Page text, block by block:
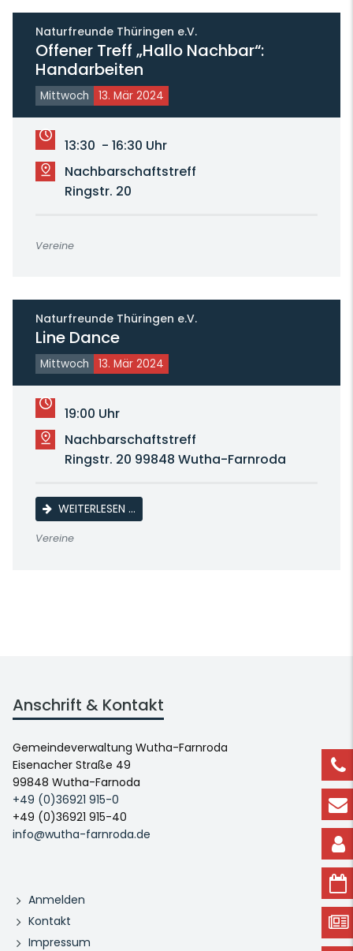
Naturfreunde Thüringen e.V.
Offener Treff „Hallo Nachbar“:
Handarbeiten
Mittwoch 13. Mär 2024
13:30 - 16:30 Uhr
Nachbarschaftstreff
Ringstr. 20
Vereine
Naturfreunde Thüringen e.V.
Line Dance
Mittwoch 13. Mär 2024
19:00 Uhr
Nachbarschaftstreff
Ringstr. 20 99848 Wutha-Farnroda
WEITERLESEN …LINE DANCE
Vereine
Anschrift & Kontakt
Gemeindeverwaltung Wutha-Farnroda
Eisenacher Straße 49
99848 Wutha-Farnoda
+49 (0)36921 915-0
+49 (0)36921 915-40
info@wutha-farnroda.de
Anmelden
Kontakt
Impressum